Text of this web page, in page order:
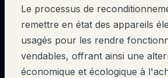
Le processus de
remettre en état des appareils
usagés pour les rendre
vendables, offrant ainsi une
économique et écologique à